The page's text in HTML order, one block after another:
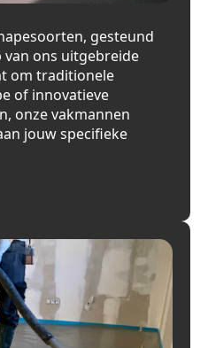
gesteund
ons uitgebreide
om traditionele
of innovatieve
onze vakmannen
jouw specifieke